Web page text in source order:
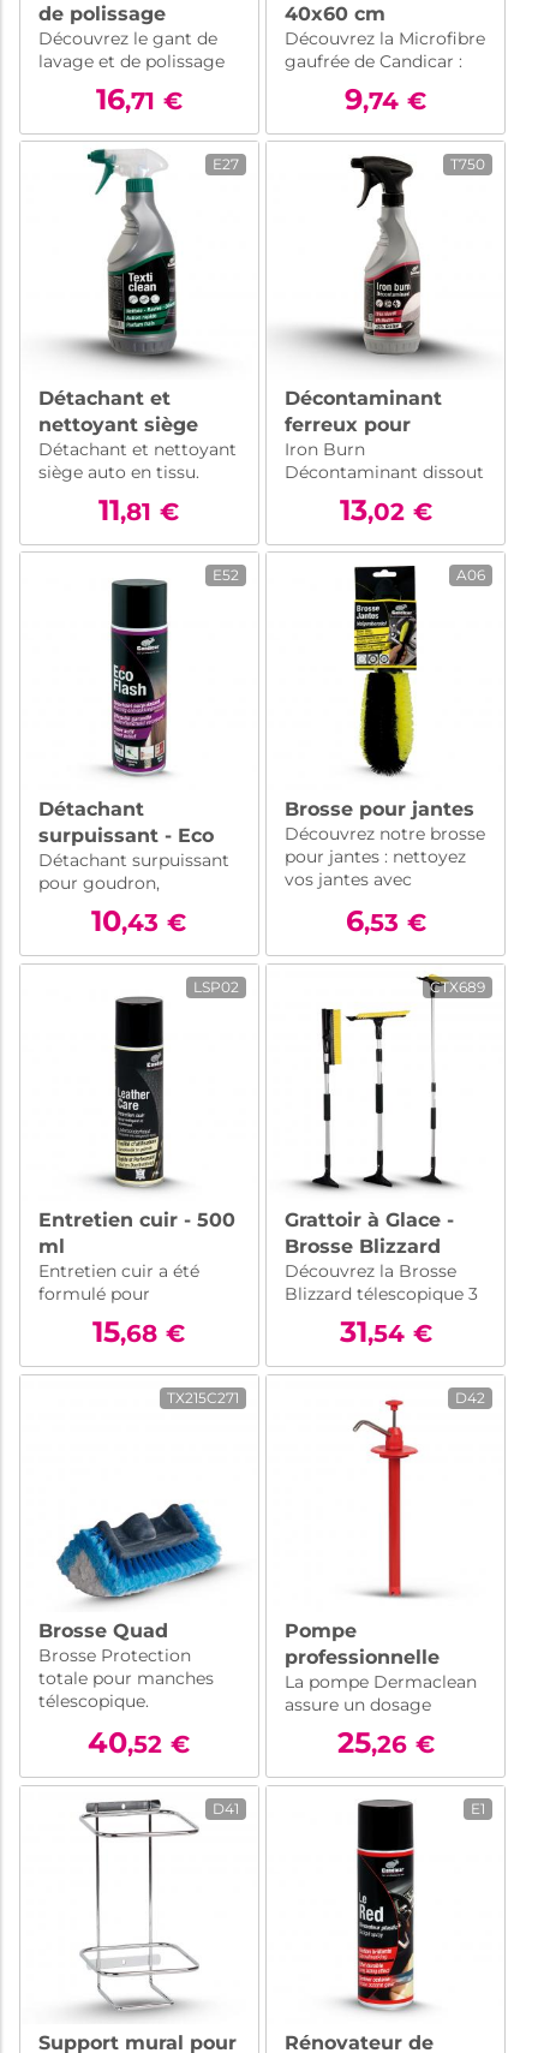
de polissage
Découvrez le gant de
lavage et de polissage
automobile de
Candicar : confortable,
précis et efficace pour
tout type de voiture.
Essentiel pour un
nettoyage impeccable.
16,71 €
40x60 cm
Découvrez la Microfibre
gaufrée de Candicar :
essuyage professionnel
rapide et efficace
garanti grâce à sa
technique de tissage en
diamant.
9,74 €
E27
Détachant et
nettoyant siège
auto en tissu et
tapis - Texticlean -
750ml
Détachant et nettoyant
siège auto en tissu.
Formule à action rapide
pour éliminer les
taches organiques
couleurs et laisse une
11,81 €
T750
Décontaminant
ferreux pour
carrosserie - Iron
Burn - 750 ml
Iron Burn
Décontaminant dissout
les particules ferreuses
en 3 minutes. Efficace
sur jantes et
carrosserie, il est sûr
pour toutes les
surfaces.
13,02 €
E52
Détachant
surpuissant - Eco
Flash 500ML - 500
ml
Détachant surpuissant
pour goudron,
chewing-gum, colle,
résine. Élimine
rapidement une variété
de salissures tenaces
sur toutes les surfaces
de votre voiture.
10,43 €
A06
Brosse pour jantes
Découvrez notre brosse
pour jantes : nettoyez
vos jantes avec
résultat impeccable.
nettoyants pour jantes
6,53 €
LSP02
Entretien cuir - 500
ml
Entretien cuir a été
formulé pour
l'entretien rapide de
tous types de cuir
(excepté peaux
retournées, nubuck,
15,68 €
CTX689
Grattoir à Glace -
Brosse Blizzard
télescopique 3 en 1
Découvrez la Brosse
Blizzard télescopique 3
en 1 : gratte, racle,
brosse. Indispensable
pour dégivrer et
nettoyer votre véhicule
en toute facilité par
temps hivernal
31,54 €
TX215C271
Brosse Quad
Brosse Protection
totale pour manches
télescopique.
40,52 €
D42
Pompe
professionnelle
pour savon en
atlier de véhicules
Dermaclean
La pompe Dermaclean
assure un dosage
précis et sans
gaspillage de votre
savon atelier de 4,5L.
Idéale pour un
nettoyage efficace en
atelier de véhicules.
25,26 €
D41
Support mural pour
E1
Rénovateur de